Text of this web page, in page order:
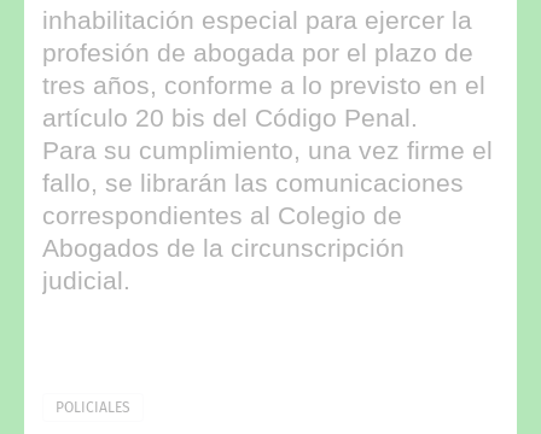
inhabilitación especial para ejercer la
profesión de abogada por el plazo de
tres años, conforme a lo previsto en el
artículo 20 bis del Código Penal.
Para su cumplimiento, una vez firme el
fallo, se librarán las comunicaciones
correspondientes al Colegio de
Abogados de la circunscripción
judicial.
POLICIALES